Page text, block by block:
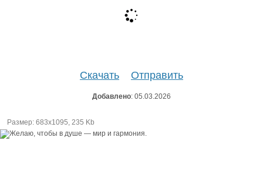
Скачать Отправить
Добавлено: 05.03.2026
Размер: 683х1095, 235 Kb